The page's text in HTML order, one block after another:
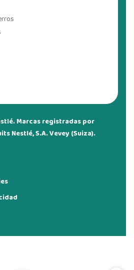
Marcas registradas por
Nestlé, S.A. Vevey (Suiza).